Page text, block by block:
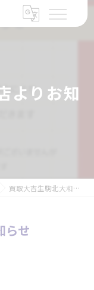
よりお知
買取大吉生駒北大和店よりお知らせ
らせ